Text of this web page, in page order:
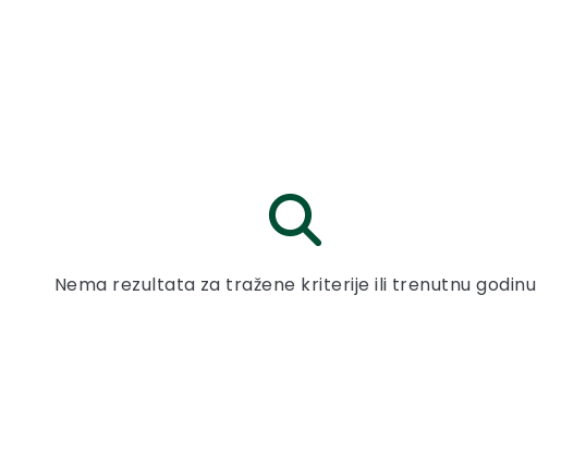
Nema rezultata za tražene kriterije ili trenutnu godinu